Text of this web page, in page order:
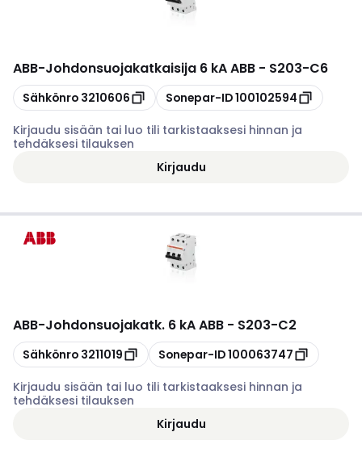
ABB-Johdonsuojakatkaisija 6 kA ABB - S203-C6
Kopioi
Sähkönro 3210606 Kopioi
Sonepar-ID100102594
Kirjaudu sisään tai luo tili tarkistaaksesi hinnan ja
tehdäksesi tilauksen
Kirjaudu
ABB-Johdonsuojakatk. 6 kA ABB - S203-C2
Kopioi
Sähkönro 3211019 Kopioi
Sonepar-ID100063747
Kirjaudu sisään tai luo tili tarkistaaksesi hinnan ja
tehdäksesi tilauksen
Kirjaudu